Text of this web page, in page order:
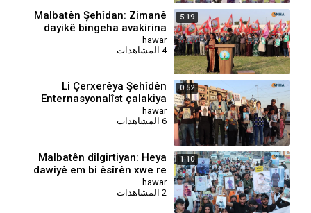
5:19
Malbatên Şehîdan: Zimanê
dayikê bingeha avakirina
civaka azad e
hawar
4 المشاهدات
0:52
Li Çerxerêya Şehîdên
Enternasyonalîst çalakiya
malbatan
hawar
6 المشاهدات
1:10
Malbatên dîlgirtiyan: Heya
dawiyê em bi êsîrên xwe re
ne
hawar
2 المشاهدات